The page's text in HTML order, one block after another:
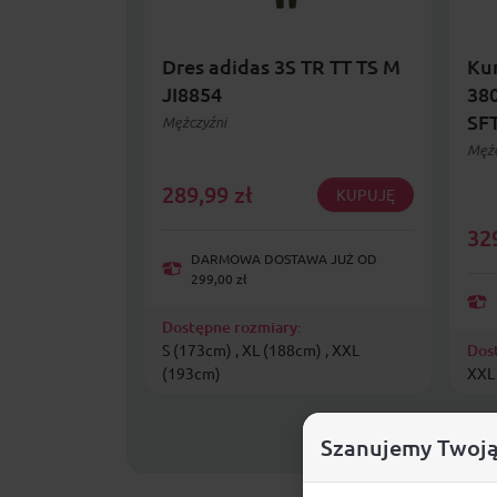
Dres adidas 3S TR TT TS M
JI8854
Mężczyźni
289,99 zł KUPUJĘ
DARMOWA DOSTAWA JUŻ OD
299,00 zł
Dostępne rozmiary:
S (173cm) , XL (188cm) , XXL
(193cm)
XXL
Szanujemy